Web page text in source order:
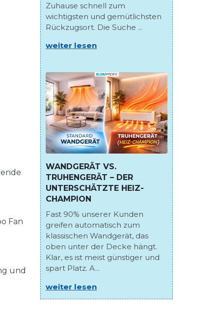
Fan
und
Zuhause schnell zum
wichtigsten und gemütlichsten
Rückzugsort. Die Suche ...
weiter lesen
WANDGERÄT VS.
TRUHENGERÄT – DER
UNTERSCHÄTZTE HEIZ-
CHAMPION
Fast 90% unserer Kunden
greifen automatisch zum
klassischen Wandgerät, das
oben unter der Decke hängt.
Klar, es ist meist günstiger und
spart Platz. A...
weiter lesen